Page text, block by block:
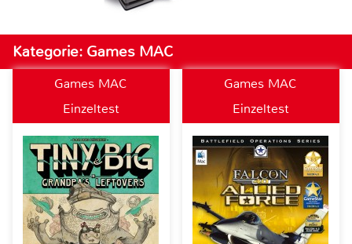
Kategorie: Games MAC
Games MAC
Einzeltest
Games MAC
Einzeltest